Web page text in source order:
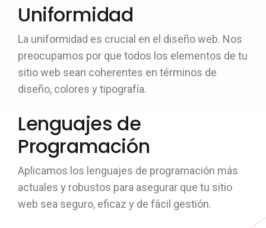
Uniformidad
La uniformidad es crucial en el diseño web. Nos
preocupamos por que todos los elementos de tu
sitio web sean coherentes en términos de
diseño, colores y tipografía.
Lenguajes de
Programación
Aplicamos los lenguajes de programación más
actuales y robustos para asegurar que tu sitio
web sea seguro, eficaz y de fácil gestión.